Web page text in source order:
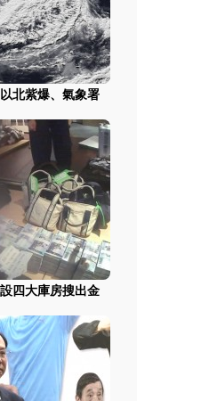
北紫爆、氣象署
四大庫房搜出金